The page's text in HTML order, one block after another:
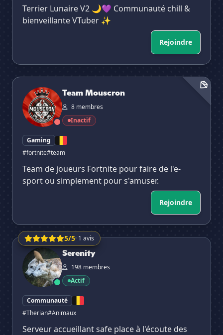
Terrier Lunaire V2 🌙💜 Communauté chill &
bienveillante VTuber ✨
Rejoindre
Team Mouscron
Team Mouscron
8 membres
Inactif
Gaming
#fortnite#team
Team de joueurs Fortnite pour faire de l'e-
sport ou simplement pour s'amuser.
Rejoindre
5/5· 1 avis
Serenity
Serenity
198 membres
Actif
Communauté
#Therian#Animaux
Serveur accueillant safe place à l'écoute des